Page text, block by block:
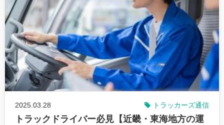
2025.03.28 トラッカーズ通信
トラックドライバー必見【近畿・東海地方の運